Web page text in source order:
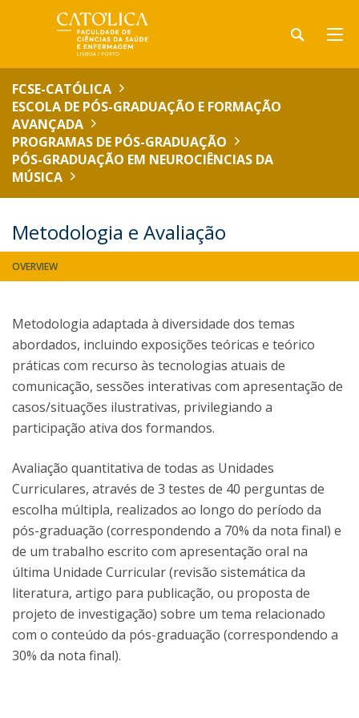
FCSE-CATÓLICA
ESCOLA DE PÓS-GRADUAÇÃO E FORMAÇÃO
AVANÇADA
PROGRAMAS DE PÓS-GRADUAÇÃO
PÓS-GRADUAÇÃO EM NEUROCIÊNCIAS DA
MÚSICA
Metodologia e Avaliação
OVERVIEW
Metodologia adaptada à diversidade dos temas
abordados, incluindo exposições teóricas e teórico
práticas com recurso às tecnologias atuais de
comunicação, sessões interativas com apresentação de
casos/situações ilustrativas, privilegiando a
participação ativa dos formandos.
Avaliação quantitativa de todas as Unidades
Curriculares, através de 3 testes de 40 perguntas de
escolha múltipla, realizados ao longo do período da
pós-graduação (correspondendo a 70% da nota final) e
de um trabalho escrito com apresentação oral na
última Unidade Curricular (revisão sistemática da
literatura, artigo para publicação, ou proposta de
projeto de investigação) sobre um tema relacionado
com o conteúdo da pós-graduação (correspondendo a
30% da nota final).